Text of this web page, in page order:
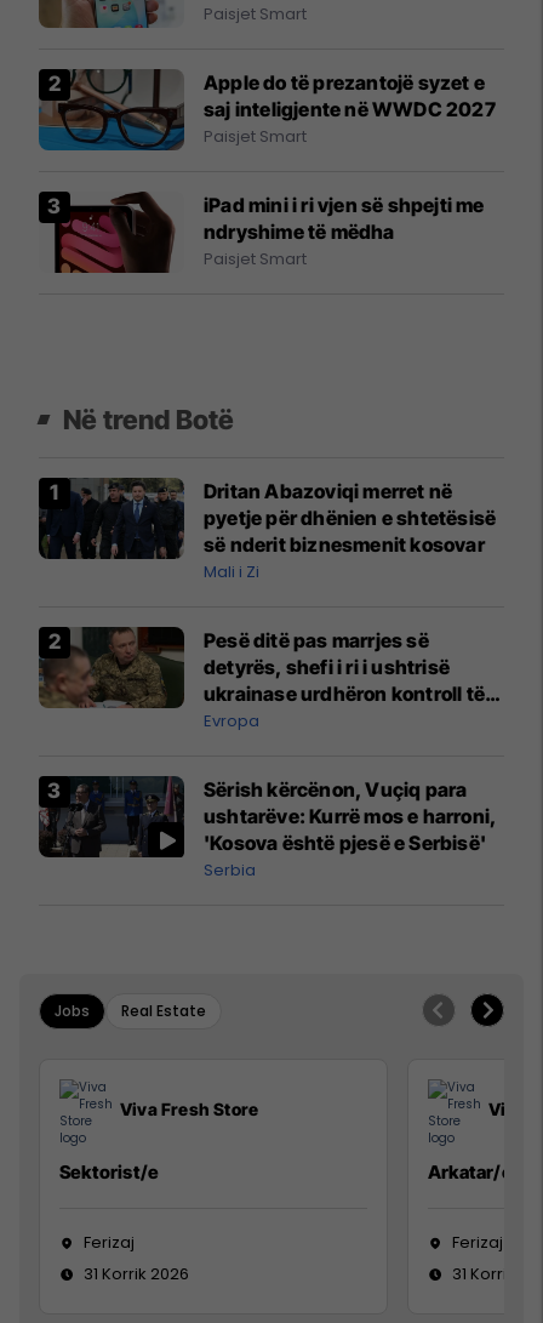
Paisjet Smart
Apple do të prezantojë syzet e
saj inteligjente në WWDC 2027
Paisjet Smart
iPad mini i ri vjen së shpejti me
ndryshime të mëdha
Paisjet Smart
Në trend Botë
Dritan Abazoviqi merret në
pyetje për dhënien e shtetësisë
së nderit biznesmenit kosovar
Mali i Zi
Pesë ditë pas marrjes së
detyrës, shefi i ri i ushtrisë
ukrainase urdhëron kontroll të
madh
Evropa
Sërish kërcënon, Vuçiq para
ushtarëve: Kurrë mos e harroni,
'Kosova është pjesë e Serbisë'
Serbia
Jobs Real Estate
Viva Fresh Store
Sektorist/e
Ferizaj
31 Korrik 2026
Viva
Arkatar/e
Ferizaj
31 Korrik